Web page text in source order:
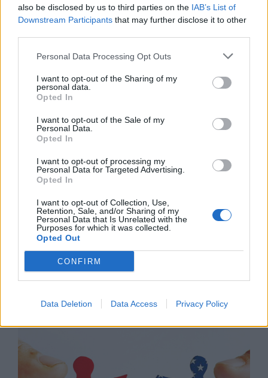
also be disclosed by us to third parties on the IAB’s List of
Downstream Participants that may further disclose it to other
Personal Data Processing Opt Outs
I want to opt-out of the Sharing of my
personal data.
Opted In
I want to opt-out of the Sale of my
Personal Data.
Opted In
I want to opt-out of processing my
Personal Data for Targeted Advertising.
Opted In
I want to opt-out of Collection, Use,
Retention, Sale, and/or Sharing of my
Personal Data that Is Unrelated with the
Purposes for which it was collected.
Opted Out
CONFIRM
Data Deletion Data Access Privacy Policy
Китай заяви за риск от
милитаризация на космоса заради
„Златния купол“